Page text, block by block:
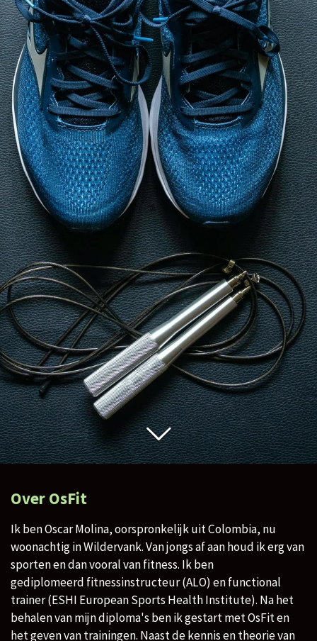
Over OsFit
Ik ben Oscar Molina, oorspronkelijk uit Colombia, nu
woonachtig in Wildervank. Van jongs af aan houd ik erg van
sporten en dan vooral van fitness. Ik ben
gediplomeerd fitnessinstructeur (ALO) en functional
trainer (ESHI European Sports Health Institute). Na het
behalen van mijn diploma's ben ik gestart met OsFit en
het geven van trainingen. Naast de kennis en theorie van